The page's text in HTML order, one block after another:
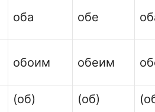
оба обе
обоим обеим
(об)
(об)